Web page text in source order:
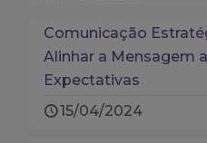
Comunicação
Alinhar a Mensagem
Expectativas
15/04/2024